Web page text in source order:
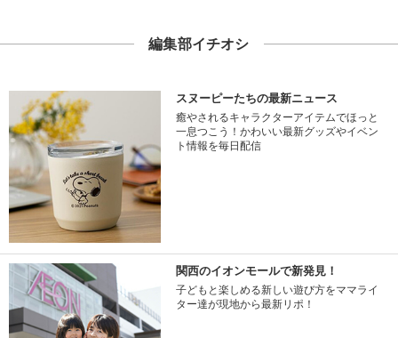
編集部イチオシ
スヌーピーたちの最新ニュース
癒やされるキャラクターアイテムでほっと
一息つこう！かわいい最新グッズやイベン
ト情報を毎日配信
関西のイオンモールで新発見！
子どもと楽しめる新しい遊び方をママライ
ター達が現地から最新リポ！